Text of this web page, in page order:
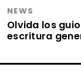
NEWS
Olvida los
escritura